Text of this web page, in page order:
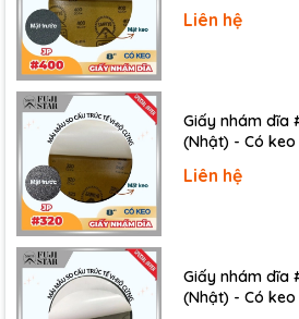
Thông tin liên hệ:
Anh/chị vui lòng liên hệ với chúng
dưới. Chúng tôi rất sẵn lòng hỗ
------------
CÔNG TY TNHH THƯƠNG MẠI DỊCH
95 Đường 10, P.Phước Bình, Tp.Thủ
Hotline: 0903.673.194 - Zalo:
Email: sale@ist.com.vn
Website:www.ist.com.vnor
Liên hệ
Giấy nhám dĩa
(Nhật) - Có keo
Liên hệ
Giấy nhám dĩa
(Nhật) - Có keo